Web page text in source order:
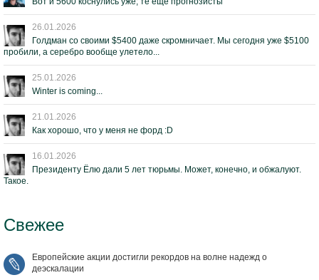
26.01.2026
Голдман со своими $5400 даже скромничает. Мы сегодня уже $5100
пробили, а серебро вообще улетело...
25.01.2026
Winter is coming...
21.01.2026
Как хорошо, что у меня не форд :D
16.01.2026
Президенту Ёлю дали 5 лет тюрьмы. Может, конечно, и обжалуют.
Такое.
Свежее
Европейские акции достигли рекордов на волне надежд о
деэскалации